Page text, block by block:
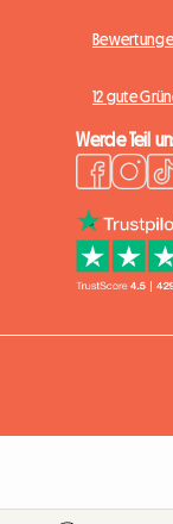
12 gute
Werde Teil